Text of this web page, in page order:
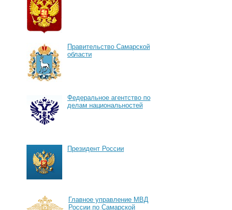
Правительство Самарской
области
Федеральное агентство по
делам национальностей
Президент России
Главное управление МВД
России по Самарской